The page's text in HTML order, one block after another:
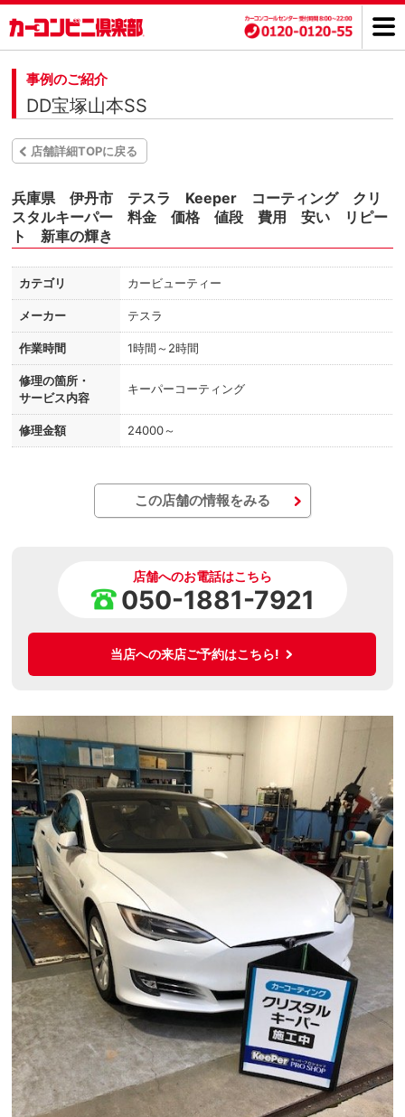
事例のご紹介
DD宝塚山本SS
店舗詳細TOPに戻る
兵庫県 伊丹市 テスラ Keeper コーティング クリ
スタルキーパー 料金 価格 値段 費用 安い リピー
ト 新車の輝き
カテゴリ カービューティー
メーカー テスラ
作業時間 1時間～2時間
修理の箇所・
サービス内容
キーパーコーティング
修理金額 24000～
この店舗の情報をみる
店舗へのお電話はこちら
050-1881-7921
当店への来店ご予約はこちら!